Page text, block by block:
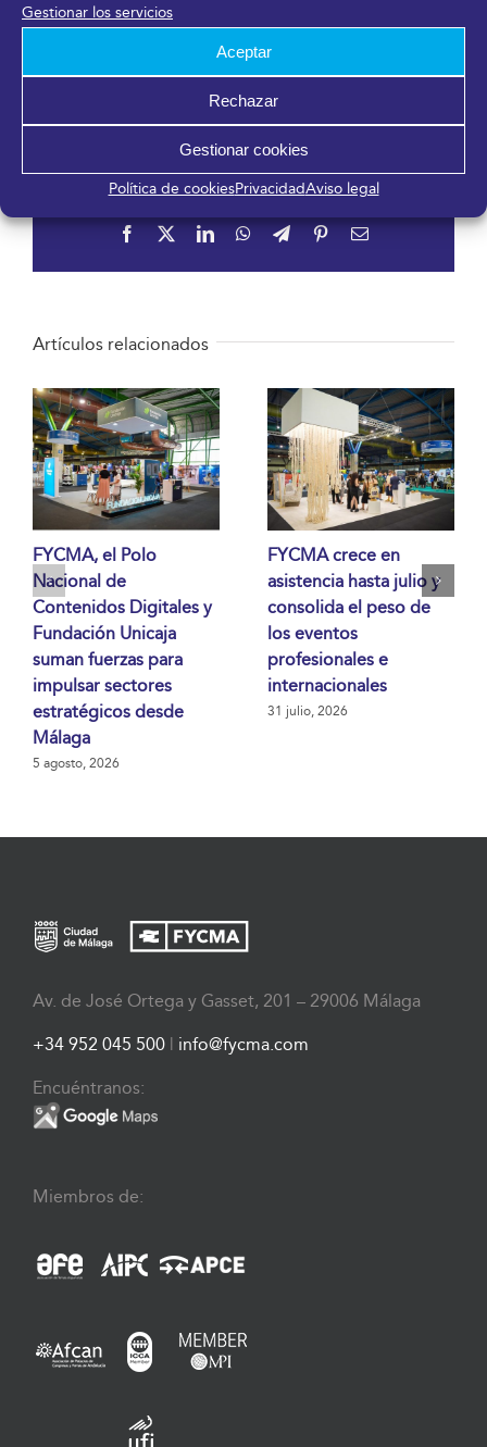
Gestionar los servicios
Aceptar
Rechazar
Gestionar cookies
Política de cookiesPrivacidadAviso legal
14 agosto, 2023
¡Comparte en tus redes sociales!
Facebook LinkedInWhatsApp
TelegramPinterestCorreo
Artículos relacionados
FYCMA, el Polo
Nacional de
Contenidos Digitales y
Fundación Unicaja
suman fuerzas para
impulsar sectores
estratégicos desde
Málaga
5 agosto, 2026
FYCMA crece en
asistencia hasta julio y
consolida el peso de
los eventos
profesionales e
internacionales
31 julio, 2026
Av. de José Ortega y Gasset, 201 – 29006 Málaga
+34 952 045 500 | info@fycma.com
Encuéntranos:
Miembros de: